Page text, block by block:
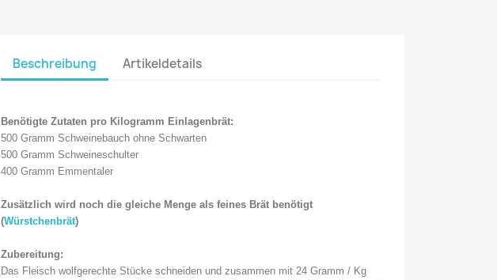
Beschreibung Artikeldetails
Benötigte Zutaten pro Kilogramm Einlagenbrät:
500 Gramm Schweinebauch ohne Schwarten
500 Gramm Schweineschulter
400 Gramm Emmentaler
Zusätzlich wird noch die gleiche Menge als feines Brät benötigt
(Würstchenbrät)
Zubereitung:
Das Fleisch wolfgerechte Stücke schneiden und zusammen mit 24 Gramm / Kg